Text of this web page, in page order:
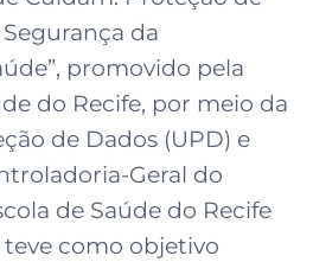
da
promovido pela
do Recife, por meio da
de Dados (UPD) e
Geral do
de Saúde do Recife
teve como objetivo